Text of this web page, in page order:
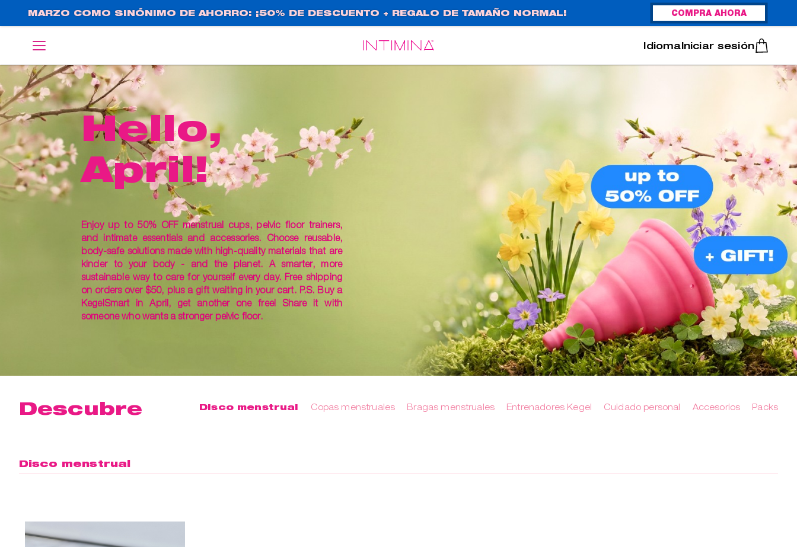
principal
MARZO COMO SINÓNIMO DE AHORRO: ¡50% DE DESCUENTO + REGALO DE TAMAÑO NORMAL! COMPRA AHORA
English Português
Iniciar sesión
Hello,
April!
Enjoy up to 50% OFF menstrual cups, pelvic floor trainers,
and intimate essentials and accessories. Choose reusable,
body-safe solutions made with high-quality materials that are
kinder to your body - and the planet. A smarter, more
sustainable way to care for yourself every day. Free shipping
on orders over $50, plus a gift waiting in your cart. P.S. Buy a
KegelSmart in April, get another one free! Share it with
someone who wants a stronger pelvic floor.
Descubre Disco menstrual Copas menstruales Bragas menstruales Entrenadores Kegel Cuidado personal Accesorios Packs
Disco menstrual